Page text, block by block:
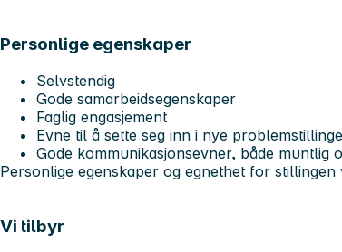
Personlige egenskaper
Selvstendig
Gode samarbeidsegenskaper
Faglig engasjement
Evne til å sette seg inn i nye
Gode kommunikasjonsevner, både muntlig
Personlige egenskaper og egnethet for
Vi tilbyr